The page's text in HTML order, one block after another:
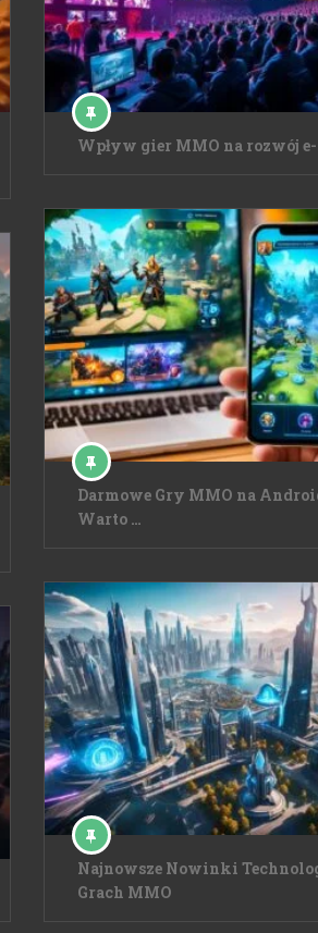
Wpływ gier MMO na rozwój
Darmowe Gry MMO na
Warto …
Najnowsze Nowinki
Grach MMO